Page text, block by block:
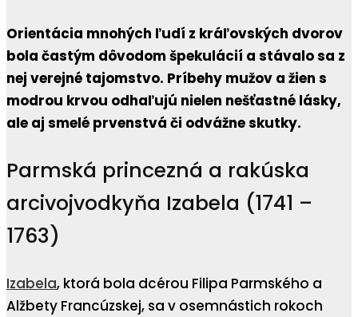
Orientácia mnohých ľudí z kráľovských dvorov
bola častým dôvodom špekulácií a stávalo sa z
nej verejné tajomstvo. Príbehy mužov a žien s
modrou krvou odhaľujú nielen nešťastné lásky,
ale aj smelé prvenstvá či odvážne skutky.
Parmská princezná a rakúska
arcivojvodkyňa Izabela (1741 –
1763)
Izabela, ktorá bola dcérou Filipa Parmského a
Alžbety Francúzskej, sa v osemnástich rokoch